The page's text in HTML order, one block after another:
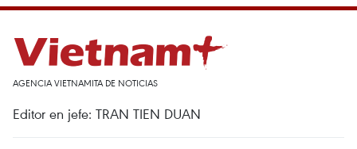
AGENCIA VIETNAMITA DE NOTICIAS
Editor en jefe: TRAN TIEN DUAN